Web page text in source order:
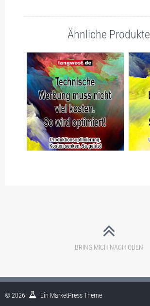
Ähnliche Produkte
G, KOSTEN SENKEN, SO
BRING MICH NACH OBEN
© 2026 Ein MarketPressTheme